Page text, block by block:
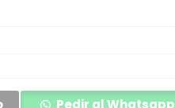
Pedir al Whatsapp